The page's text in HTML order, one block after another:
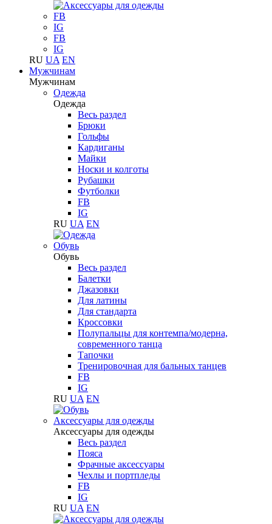
FB
IG
FB
IG
RU UA EN
Мужчинам
Мужчинам
Одежда
Одежда
Весь раздел
Брюки
Гольфы
Кардиганы
Майки
Носки и колготы
Рубашки
Футболки
FB
IG
RU UA EN
Обувь
Обувь
Весь раздел
Балетки
Джазовки
Для латины
Для стандарта
Кроссовки
Полупальцы для контемпа/модерна,
современного танца
Тапочки
Тренировочная для бальных танцев
FB
IG
RU UA EN
Аксессуары для одежды
Аксессуары для одежды
Весь раздел
Пояса
Фрачные аксессуары
Чехлы и портпледы
FB
IG
RU UA EN